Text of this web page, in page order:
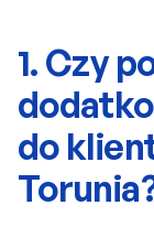
1. Czy
do